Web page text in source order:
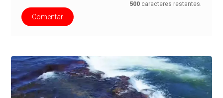
500 caracteres restantes.
Comentar